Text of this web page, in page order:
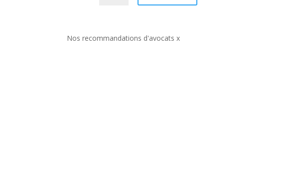
Nos recommandations d'avocats x